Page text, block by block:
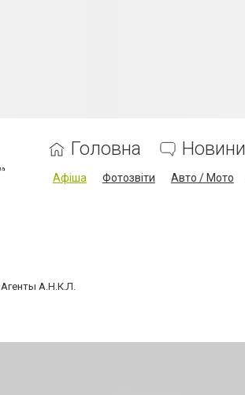
Головна Новини
Афіша Фотозвіти Авто / Мото
Агенты А.Н.К.Л.